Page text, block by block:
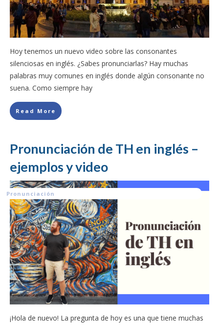
Hoy tenemos un nuevo video sobre las consonantes
silenciosas en inglés. ¿Sabes pronunciarlas? Hay muchas
palabras muy comunes en inglés donde algún consonante no
suena. Como siempre hay
Read More
Pronunciación de TH en inglés –
ejemplos y video
Pronunciación
¡Hola de nuevo! La pregunta de hoy es una que tiene muchas